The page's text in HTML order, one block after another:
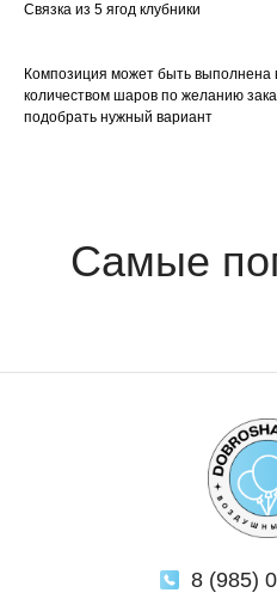
Связка из 5 ягод клубники
Композиция может быть
количеством шаров по желанию
подобрать нужный вариант
8 (985)